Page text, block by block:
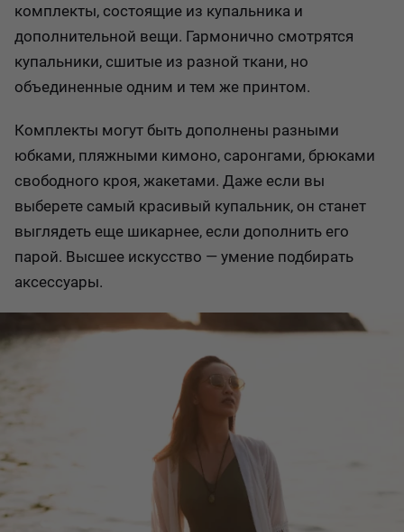
комплекты, состоящие из купальника и
дополнительной вещи. Гармонично смотрятся
купальники, сшитые из разной ткани, но
объединенные одним и тем же принтом.
Комплекты могут быть дополнены разными
юбками, пляжными кимоно, саронгами, брюками
свободного кроя, жакетами. Даже если вы
выберете самый красивый купальник, он станет
выглядеть еще шикарнее, если дополнить его
парой. Высшее искусство — умение подбирать
аксессуары.